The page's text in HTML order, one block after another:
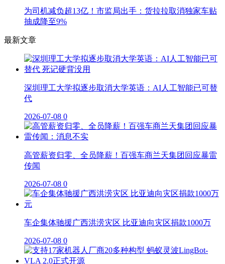
为司机减负超13亿！市监局出手：货拉拉取消独家车贴
抽成降至9%
最新文章
深圳理工大学拟逐步取消大学英语：AI人工智能已可替
代
2026-07-08 0
高管薪资归零、全员降薪！百强车商兰天集团回应暴雷
传闻
2026-07-08 0
车企集体驰援广西洪涝灾区 比亚迪向灾区捐款1000万
2026-07-08 0